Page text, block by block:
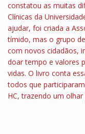
constatou as muitas
Clínicas da
ajudar, foi criada a
tímido, mas o grupo
com novos cidadãos,
doar tempo e valores
vidas. O livro conta
todos que
HC, trazendo um